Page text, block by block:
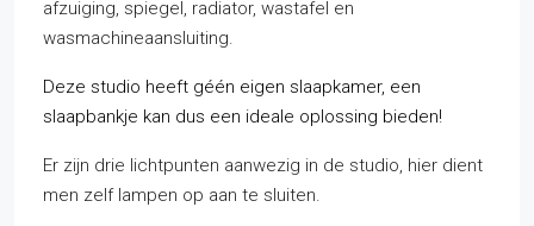
afzuiging, spiegel, radiator, wastafel en
wasmachineaansluiting.
Deze studio heeft géén eigen slaapkamer, een
slaapbankje kan dus een ideale oplossing bieden!
Er zijn drie lichtpunten aanwezig in de studio, hier dient
men zelf lampen op aan te sluiten.